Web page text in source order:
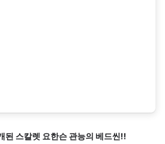
된 스칼렛 요한슨 관능의 베드씬!!